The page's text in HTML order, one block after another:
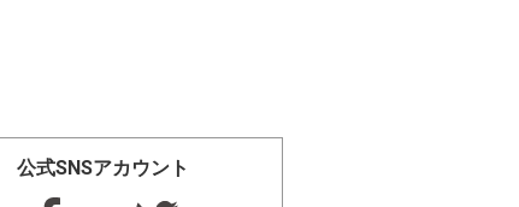
公式SNSアカウント